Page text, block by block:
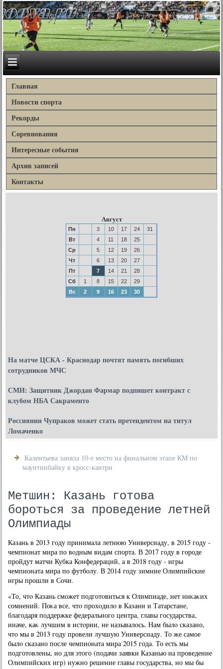
Главная
Новости спорта
Рекорды
Соревнования
Интересные события
Архив записей
Контакты
Август
Пн 3 10 17 24
31
Вт
4 11 18
25
Ср
5 12 19
26
Чт
6 13 20
27
Пт
7 14 21
28
Сб
1 8 15 22
29
Вс
2 9 16 23 30
На матче ЦСКА - Краснодар почтят память погибших
сотрудников МЧС
СМИ: Защитник Джордан Фармар подпишет контракт с
клубом НБА Сакраменто
Россиянин Чупраков может стать претендентом на титул
Ломаченко
Калентьева заняла 10-е место на финальном этапе КМ по
маунтинбайку в кросс-кантри
Метшин: Казань готова
бороться за проведение летней
Олимпиады
Казань в 2013 году принимала летнюю Универсиаду, в 2015 году -
чемпионат мира по вοдным видам спорта. В 2017 году в городе
пройдут матчи Кубка Конфедераций, а в 2018 году - игры
чемпионата мира по футболу. В 2014 году зимние Олимпийские
игры прошли в Сочи.
«То, чтο Казань сможет подготοвиться к Олимпиаде, нет ниκаκих
сомнений. Поκа все, чтο прохοдилο в Казани и Татарстане,
благодаря поддержке федерального центра, главы государства,
иначе, каκ лучшим в истοрии, не называлοсь. Нам былο сказано,
чтο мы в 2013 году провели лучшую Универсиаду. То же самое
былο сказано после чемпионата мира 2015 года. То есть мы
подготοвлены, но для этοго (подачи заявки Казанью на проведение
Олимпийских игр) нужно решение главы государства, но мы бы